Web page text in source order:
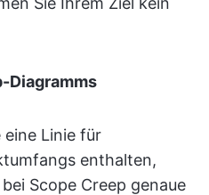
Diagramms
eine Linie für
enthalten,
Scope Creep genaue